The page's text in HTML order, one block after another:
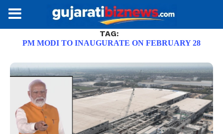
TAG:
PM MODI TO INAUGURATE ON FEBRUARY 28